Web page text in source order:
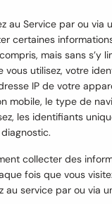
au Service par ou via
certaines
mais sans s’y
vous utilisez, votre
IP de votre
mobile, le type de
les identifiants
collecter des
fois que vous
au service par ou via